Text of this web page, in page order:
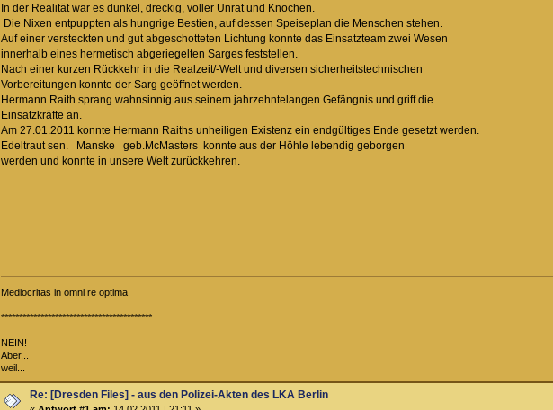
In der Realität war es dunkel, dreckig, voller Unrat und Knochen.
Die Nixen entpuppten als hungrige Bestien, auf dessen Speiseplan die Menschen stehen.
Auf einer versteckten und gut abgeschotteten Lichtung konnte das Einsatzteam zwei Wesen
innerhalb eines hermetisch abgeriegelten Sarges feststellen.
Nach einer kurzen Rückkehr in die Realzeit/-Welt und diversen sicherheitstechnischen
Vorbereitungen konnte der Sarg geöffnet werden.
Hermann Raith sprang wahnsinnig aus seinem jahrzehntelangen Gefängnis und griff die
Einsatzkräfte an.
Am 27.01.2011 konnte Hermann Raiths unheiligen Existenz ein endgültiges Ende gesetzt werden.
Edeltraut sen. Manske geb.McMasters konnte aus der Höhle lebendig geborgen
werden und konnte in unsere Welt zurückkehren.
Mediocritas in omni re optima
******************************************
NEIN!
Aber...
weil...
Re: [Dresden Files] - aus den Polizei-Akten des LKA Berlin